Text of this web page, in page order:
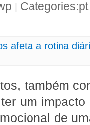
afeta a rotina
também
um
de